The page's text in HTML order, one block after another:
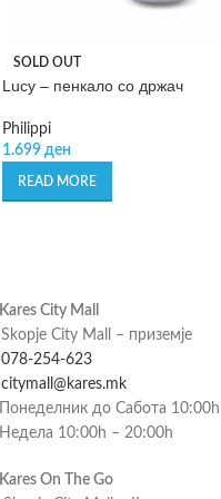
SOLD OUT
Lucy – пенкало со држач
Philippi
1.699 ден
READ MORE
Kares City Mall
Skopje City Mall – приземје
078-254-623
citymall@kares.mk
Понеделник до Сабота
Недела 10:00h – 20:00h
Kares On The Go